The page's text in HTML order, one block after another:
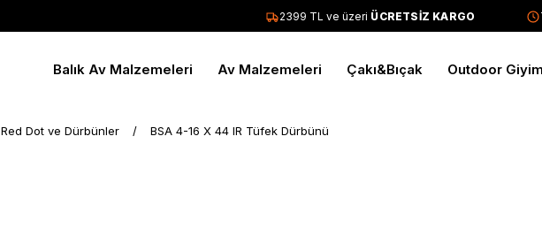
2399 TL ve üzeriÜCRETSİZ KARGO
Balık Av Malzemeleri Av Malzemeleri Çakı&Bıçak Outdoor
Red Dot ve Dürbünler BSA 4-16 X 44 IR Tüfek Dürbünü